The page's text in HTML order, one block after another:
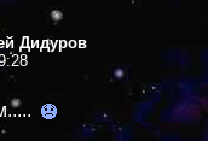
Дидуров